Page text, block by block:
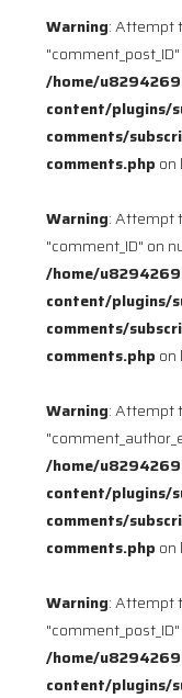
Warning: Attempt
/home/
content/plugins/
comments/
comments.php on
Warning: Attempt
"comment_ID" on
/home/
content/plugins/
comments/
comments.php on
Warning: Attempt
/home/
content/plugins/
comments/
comments.php on
Warning: Attempt
/home/
content/plugins/